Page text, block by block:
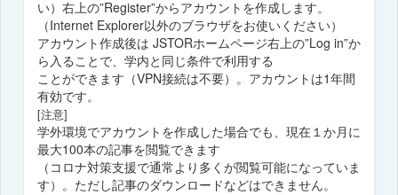
い）右上の”Register”からアカウントを作成します。
（Internet Explorer以外のブラウザをお使いください）
アカウント作成後は JSTORホームページ右上の”Log in”か
ら入ることで、学内と同じ条件で利用する
ことができます（VPN接続は不要）。アカウントは1年間
有効です。
[注意]
学外環境でアカウントを作成した場合でも、現在１か月に
最大100本の記事を閲覧できます
（コロナ対策支援で通常より多くが閲覧可能になっていま
す）。ただし記事のダウンロードなどはできません。